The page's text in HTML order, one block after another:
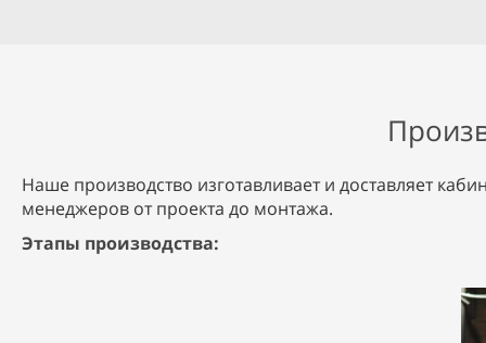
Наше производство изготавливает и доставляет
менеджеров от проекта до монтажа.
Этапы производства: